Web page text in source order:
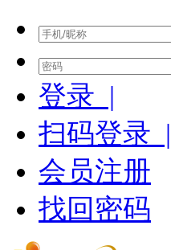
登录 |
扫码登录 |
会员注册
找回密码